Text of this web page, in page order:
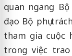
quan ngang
đạo Bộ phụ
tham gia cuộc
trong việc